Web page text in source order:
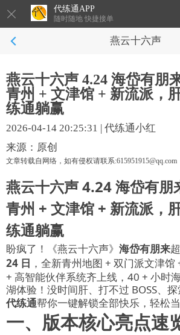
代练通APP
随时随地 快捷接单
燕云十六声
燕云十六声 4.24 海岱有朋
青州 + 文津馆 + 新流派，
练通躺赢
2026-04-14 20:25:31 | 代练通小红
来源：原创
文章转载自网络，如有侵权请联系:615951915@qq.com
燕云十六声 4.24 海岱有朋
青州 + 文津馆 + 新流派，
练通躺赢
盼疯了！《燕云十六声》 海岱有朋来
24 日 ，全新青州地图 + 双门派文津
+ 高智能伙伴系统齐上线，40 + 小时
湖体验！没时间肝、打不过 BOSS、
代练通帮你一键解锁全部快乐，轻松
一、版本核心亮点速